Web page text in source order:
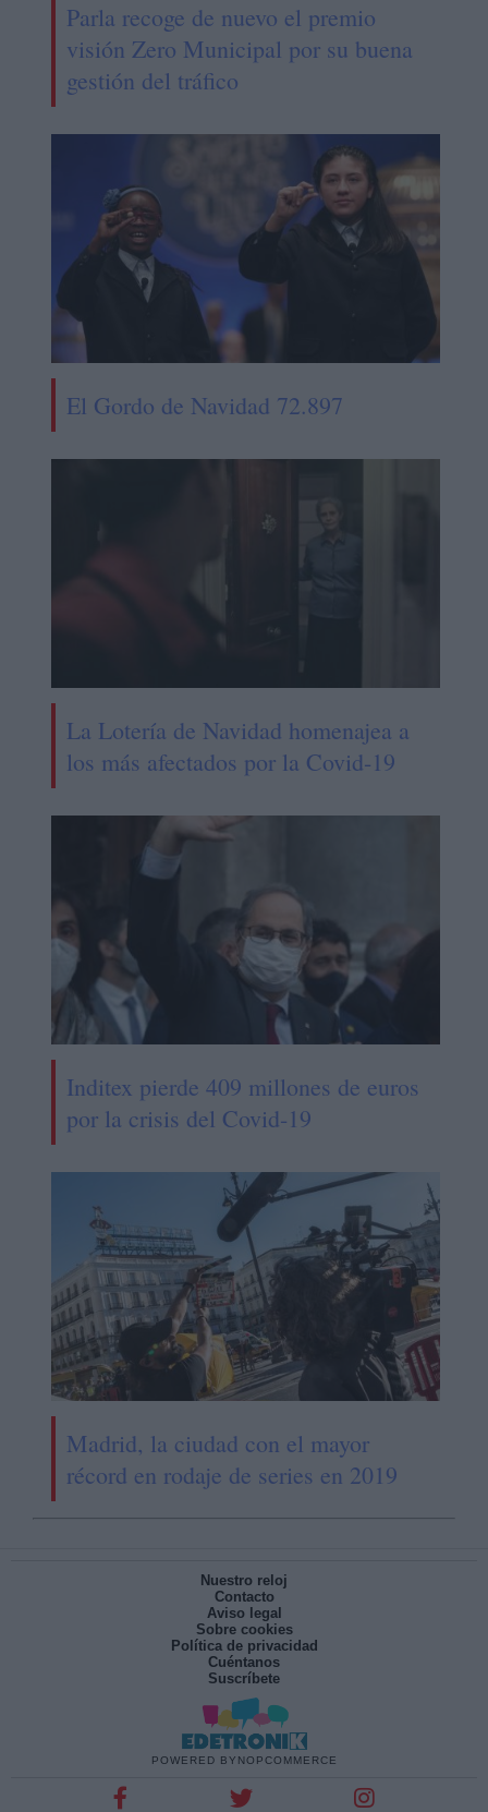
Parla recoge de nuevo el premio
visión Zero Municipal por su buena
gestión del tráfico
El Gordo de Navidad 72.897
La Lotería de Navidad homenajea a
los más afectados por la Covid-19
Inditex pierde 409 millones de euros
por la crisis del Covid-19
Madrid, la ciudad con el mayor
récord en rodaje de series en 2019
Nuestro reloj
Contacto
Aviso legal
Sobre cookies
Política de privacidad
Cuéntanos
Suscríbete
POWERED BY NOPCOMMERCE